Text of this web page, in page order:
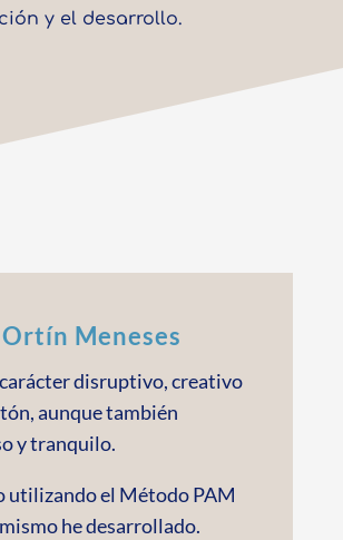
y el desarrollo.
Meneses
disruptivo, creativo
aunque también
y tranquilo.
utilizando el Método PAM
he desarrollado.